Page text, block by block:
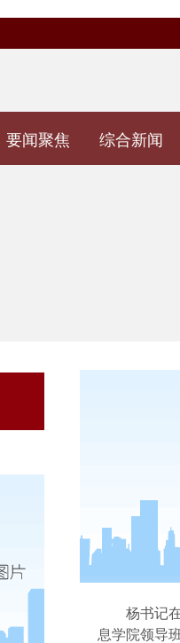
要闻聚焦 综合新闻
5 16日
杨书记
息学院领导